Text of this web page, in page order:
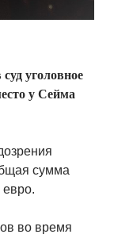
уголовное
у Сейма
сумма
евро.
во время